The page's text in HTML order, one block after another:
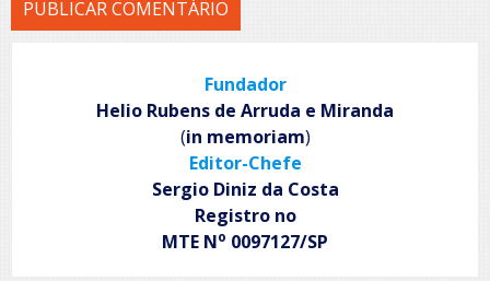
Fundador
Helio Rubens de Arruda e Miranda
(in memoriam)
Editor-Chefe
Sergio Diniz da Costa
Registro no
MTE No 0097127/SP